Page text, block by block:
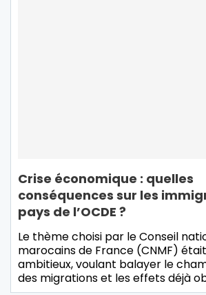
Crise économique : quelles
conséquences sur les
pays de l’OCDE ?
Le thème choisi par le Conseil
marocains de France (CNMF)
ambitieux, voulant balayer le
des migrations et les effets déjà